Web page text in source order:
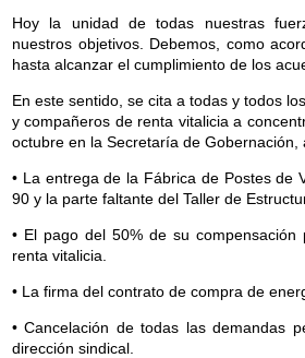
Hoy la unidad de todas nuestras
nuestros objetivos. Debemos, como
hasta alcanzar el cumplimiento de los
En este sentido, se cita a todas y todos
y compañeros de renta vitalicia a
octubre en la Secretaría de
• La entrega de la Fábrica de Postes de
90 y la parte faltante del Taller de
• El pago del 50% de su
renta vitalicia.
• La firma del contrato de compra de
• Cancelación de todas las demandas
dirección sindical.